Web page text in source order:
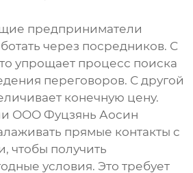
предприниматели
через посредников. С
упрощает процесс поиска
переговоров. С другой
конечную цену.
ООО Фуцзянь Аосин
прямые контакты с
чтобы получить
условия. Это требует